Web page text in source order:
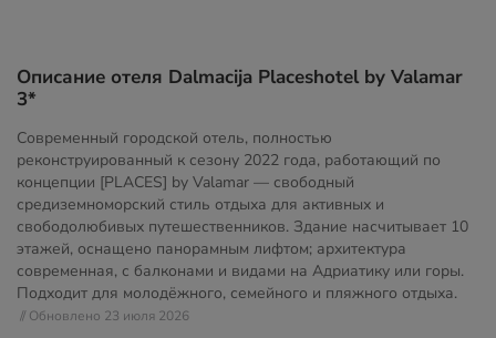
Описание отеля Dalmacija Placeshotel by Valamar
3*
Современный городской отель, полностью
реконструированный к сезону 2022 года, работающий по
концепции [PLACES] by Valamar — свободный
средиземноморский стиль отдыха для активных и
свободолюбивых путешественников. Здание насчитывает 10
этажей, оснащено панорамным лифтом; архитектура
современная, с балконами и видами на Адриатику или горы.
Подходит для молодёжного, семейного и пляжного отдыха.
// Обновлено 23 июля 2026